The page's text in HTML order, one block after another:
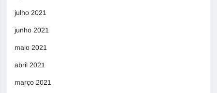
julho 2021
junho 2021
maio 2021
abril 2021
março 2021